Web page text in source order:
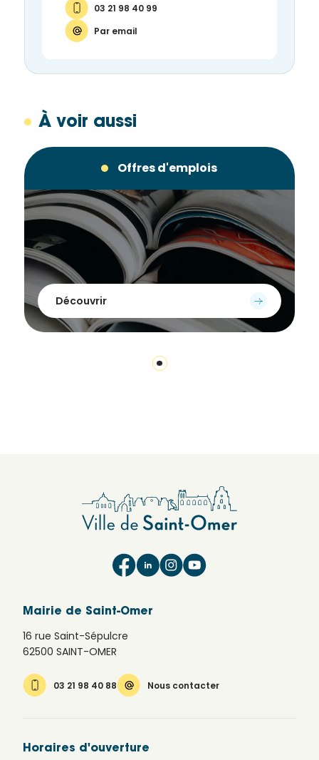
03 21 98 40 99
Par email
À voir aussi
Offres d'emplois
Découvrir
Mairie de Saint-Omer
16 rue Saint-Sépulcre
62500 SAINT-OMER
03 21 98 40 88 Nous contacter
Horaires d'ouverture